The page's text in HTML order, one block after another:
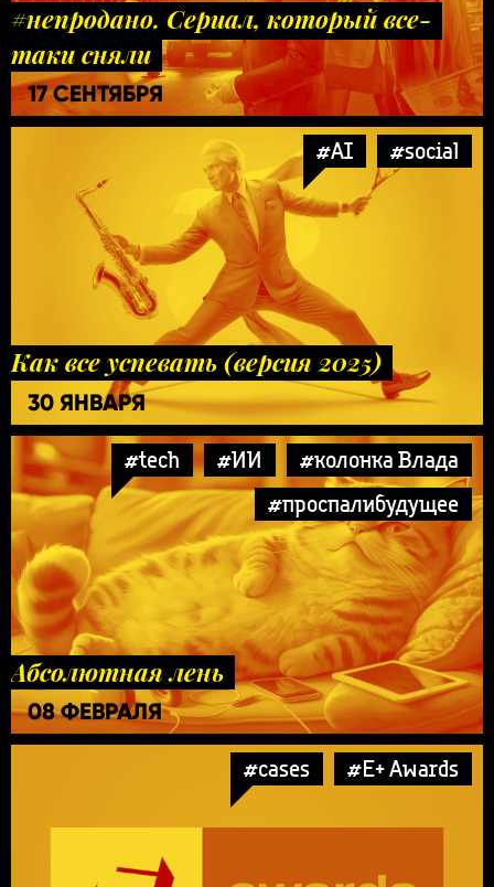
#непродано. Сериал, который все-
таки сняли
17 СЕНТЯБРЯ
#AI #social
Как все успевать (версия 2025)
30 ЯНВАРЯ
#tech #ИИ
#колонка Влада
#проспалибудущее
Абсолютная лень
08 ФЕВРАЛЯ
#cases #E+ Awards